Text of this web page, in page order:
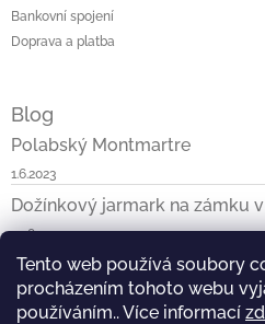
Tento web používá soubory
procházením tohoto webu
používáním.. Více informací
Bankovní spojení
Doprava a platba
Blog
Polabský Montmartre
1.6.2023
Dožínkový jarmark na zámku
29.8.2022
Jak jsem byla s ReTaškou v ČT
10.4.2021